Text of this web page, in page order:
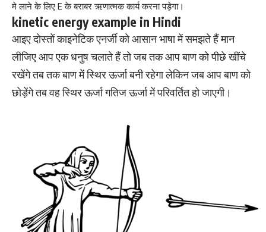
मे लाने के लिए E के बराबर ऋणात्मक कार्य करना पड़ेगा।
kinetic energy example in Hindi
आइए दोस्तों काइनेटिक एनर्जी को आसान भाषा में समझते हैं मान
लीजिए आपएकधनुष चलाते हैं तो जब तक आप बाण को पीछे खींचे
रखेंगे तब तक बाण में स्थिर ऊर्जा बनी रहेगा लेकिन जब आप बाण को
छोड़ेंगे तब वह स्थिर ऊर्जा गतिज ऊर्जा में परिवर्तित हो जाएगी।